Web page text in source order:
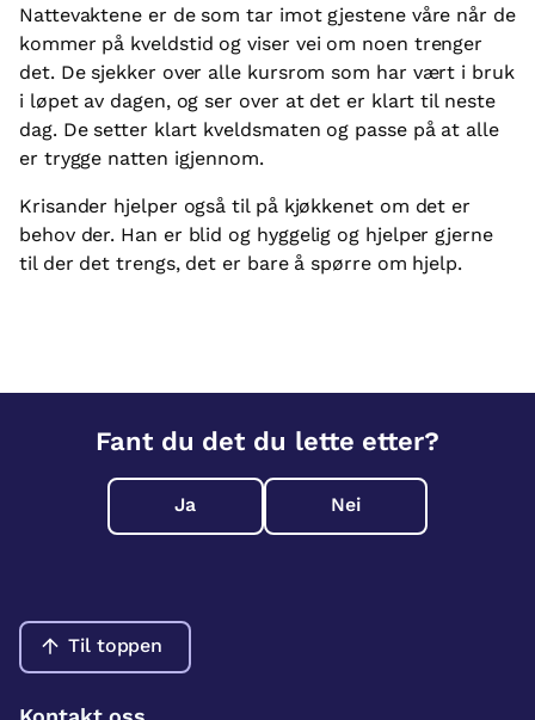
Nattevaktene er de som tar imot gjestene våre når de
kommer på kveldstid og viser vei om noen trenger
det. De sjekker over alle kursrom som har vært i bruk
i løpet av dagen, og ser over at det er klart til neste
dag. De setter klart kveldsmaten og passe på at alle
er trygge natten igjennom.
Krisander hjelper også til på kjøkkenet om det er
behov der. Han er blid og hyggelig og hjelper gjerne
til der det trengs, det er bare å spørre om hjelp.
Fant du det du lette etter?
Ja Nei
Til toppen